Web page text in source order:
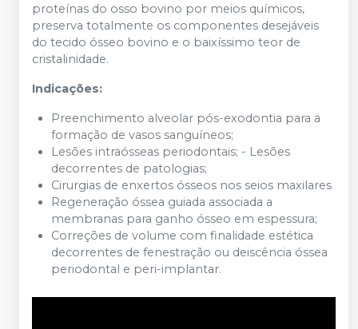
proteínas do osso bovino por meios químicos,
preserva totalmente os componentes desejáveis
do tecido ósseo bovino e o baixíssimo teor de
cristalinidade.
Indicações:
Preenchimento alveolar pós-exodontia para a
formação de vasos sanguíneos;
Lesões intraósseas periodontais; - Lesões
decorrentes de patologias;
Cirurgias de enxertos ósseos nos seios maxilares
Regeneração óssea guiada associada a
membranas para ganho ósseo em espessura;
Correções de volume com finalidade estética
decorrentes de fenestração ou deiscência óssea
periodontal e peri-implantar.